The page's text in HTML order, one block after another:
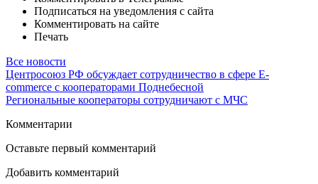
Подписаться на уведомления с сайта
Комментировать на сайте
Печать
Все новости
Центросоюз РФ обсуждает сотрудничество в сфере E-
commerce c кооператорами Поднебесной
Региональные кооператоры сотрудничают с МЧС
Комментарии
Оставьте первый комментарий
Добавить комментарий